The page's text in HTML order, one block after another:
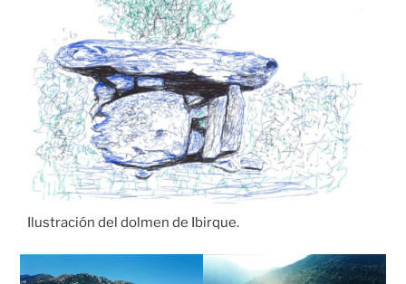
Ilustración del dolmen de Ibirque.